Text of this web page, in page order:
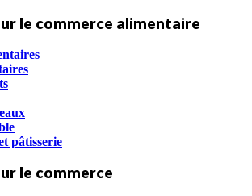
le commerce alimentaire
pâtisserie
le commerce